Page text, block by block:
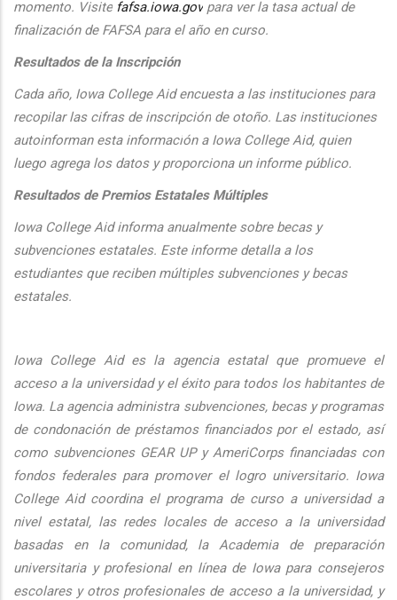
momento. Visite fafsa.iowa.gov para ver la tasa actual de
finalización de FAFSA para el año en curso.
Resultados de la Inscripción
Cada año, Iowa College Aid encuesta a las instituciones para
recopilar las cifras de inscripción de otoño. Las instituciones
autoinforman esta información a Iowa College Aid, quien
luego agrega los datos y proporciona un informe público.
Resultados de Premios Estatales Múltiples
Iowa College Aid informa anualmente sobre becas y
subvenciones estatales. Este informe detalla a los
estudiantes que reciben múltiples subvenciones y becas
estatales.
Iowa College Aid es la agencia estatal que promueve el
acceso a la universidad y el éxito para todos los habitantes de
Iowa. La agencia administra subvenciones, becas y programas
de condonación de préstamos financiados por el estado, así
como subvenciones GEAR UP y AmeriCorps financiadas con
fondos federales para promover el logro universitario. Iowa
College Aid coordina el programa de curso a universidad a
nivel estatal, las redes locales de acceso a la universidad
basadas en la comunidad, la Academia de preparación
universitaria y profesional en línea de Iowa para consejeros
escolares y otros profesionales de acceso a la universidad, y